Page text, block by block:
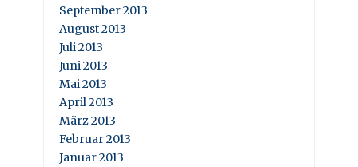
September 2013
August 2013
Juli 2013
Juni 2013
Mai 2013
April 2013
März 2013
Februar 2013
Januar 2013